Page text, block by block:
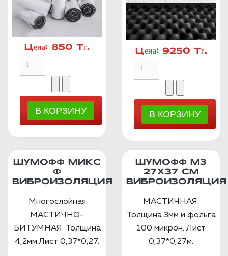
Цена: 850 Тг. Цена: 9250 Тг.
ШУМОФФ МИКС
Ф
ВИБРОИЗОЛЯЦИЯ
Многослойная
МАСТИЧНО-
БИТУМНАЯ. Толщина
4,2мм.Лист 0,37*0,27.
ШУМОФФ М3
27Х37 СМ
ВИБРОИЗОЛЯЦИЯ
МАСТИЧНАЯ.
Толщина 3мм и фольга
100 микрон. Лист
0,37*0,27м.